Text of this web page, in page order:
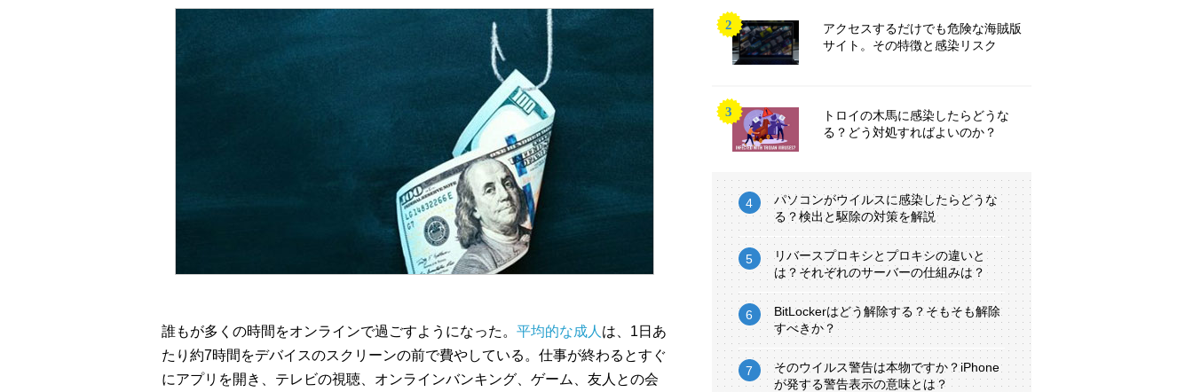
誰もが多くの時間をオンラインで過ごすようになった。 平均的な成人 は、1日あ
たり約7時間をデバイスのスクリーンの前で費やしている。仕事が終わるとすぐ
にアプリを開き、テレビの視聴、オンラインバンキング、ゲーム、友人との会
アクセスするだけでも危険な海賊版
サイト。その特徴と感染リスク
トロイの木馬に感染したらどうな
る？どう対処すればよいのか？
パソコンがウイルスに感染したらどうな
る？検出と駆除の対策を解説
リバースプロキシとプロキシの違いと
は？それぞれのサーバーの仕組みは？
BitLockerはどう解除する？そもそも解除
すべきか？
そのウイルス警告は本物ですか？iPhone
が発する警告表示の意味とは？